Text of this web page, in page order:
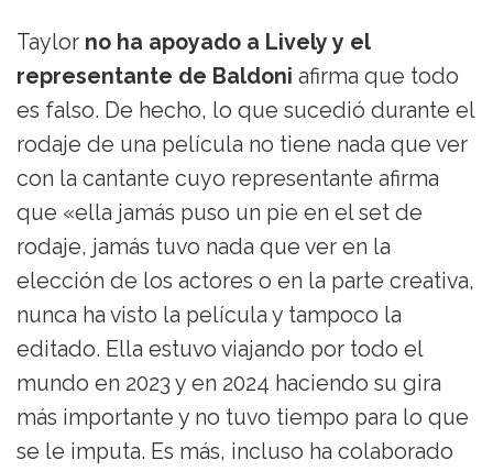
Taylor no ha apoyado a Lively y el
representante de Baldoni afirma que todo
es falso. De hecho, lo que sucedió durante el
rodaje de una película no tiene nada que ver
con la cantante cuyo representante afirma
que «ella jamás puso un pie en el set de
rodaje, jamás tuvo nada que ver en la
elección de los actores o en la parte creativa,
nunca ha visto la película y tampoco la
editado. Ella estuvo viajando por todo el
mundo en 2023 y en 2024 haciendo su gira
más importante y no tuvo tiempo para lo que
se le imputa. Es más, incluso ha colaborado